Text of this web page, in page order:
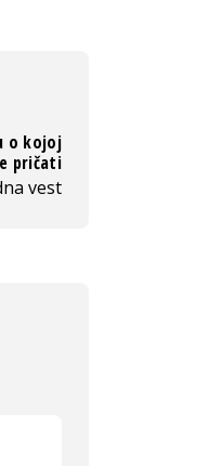
o kojoj
pričati
vest